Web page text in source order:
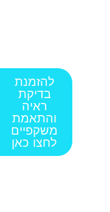
להזמנת
בדיקת
ראיה
והתאמת
משקפיים
לחצו כאן